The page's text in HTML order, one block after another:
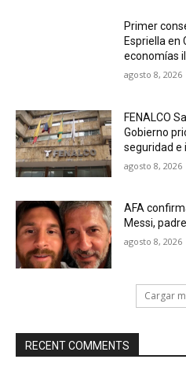
Primer
Espriella en
economías
agosto 8, 2026
FENALCO
Gobierno
seguridad e
agosto 8, 2026
AFA
Messi,
agosto 8, 2026
Cargar
RECENT COMMENTS